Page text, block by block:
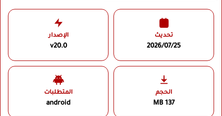
تحديث
2026/07/25
الإصدار
v20.0
الحجم
137 MB
المتطلبات
android